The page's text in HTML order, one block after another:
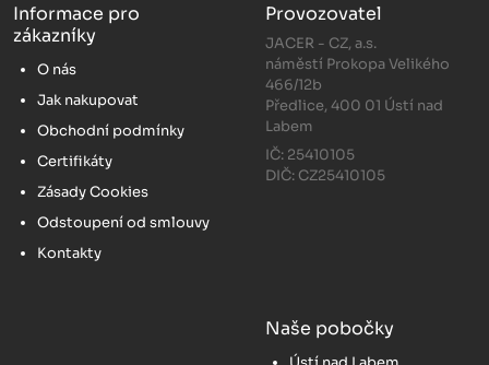
Informace pro
zákazníky
O nás
Jak nakupovat
Obchodní podmínky
Certifikáty
Zásady Cookies
Odstoupení od smlouvy
Kontakty
Provozovatel
JACER - CZ, a.s.
náměstí Prokopa Velikého
466/12b
Předlice, 400 01 Ústí nad
Labem
IČ: 25410105
DIČ: CZ25410105
Naše pobočky